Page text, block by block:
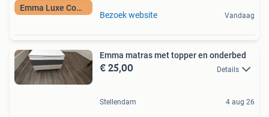
Emma Luxe Comfort
Bezoek website Vandaag
Emma matras met topper en onderbed
€ 25,00 Details
Stellendam 4 aug 26